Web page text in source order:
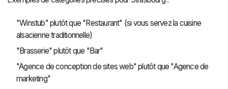
"Winstub" plutôt que "Restaurant" (si vous servez la cuisine
alsacienne traditionnelle)
"Brasserie" plutôt que "Bar"
"Agence de conception de sites web" plutôt que "Agence de
marketing"